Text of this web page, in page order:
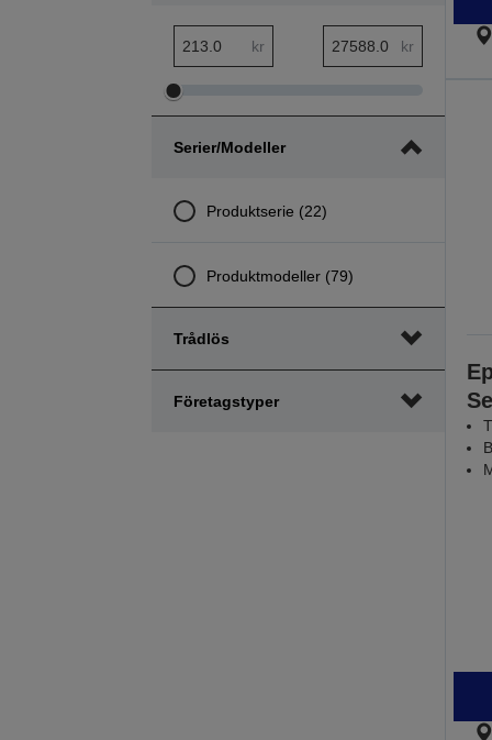
kr kr
Justera
minsta
Justera
största
Serier/modeller
Produktserie (22)
Produktmodeller (79)
Trådlös
Företagstyper